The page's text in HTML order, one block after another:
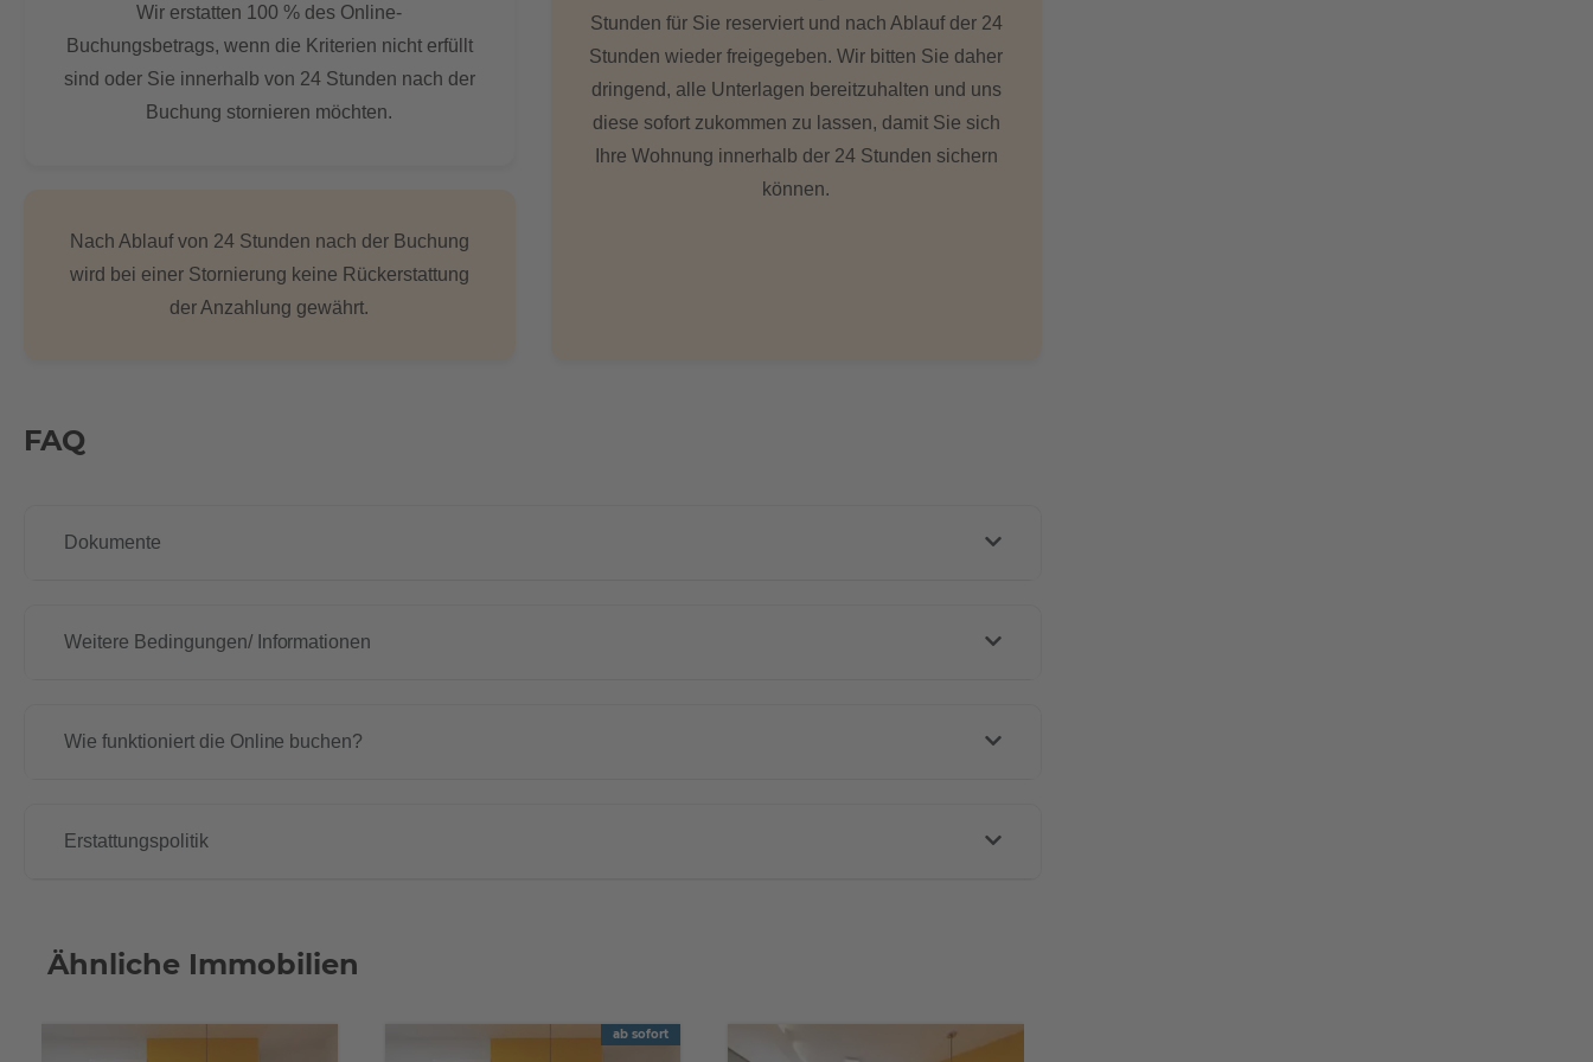
Wir erstatten 100 % des Online-
Buchungsbetrags, wenn die Kriterien nicht erfüllt
sind oder Sie innerhalb von 24 Stunden nach der
Buchung stornieren möchten.
Nach Ablauf von 24 Stunden nach der Buchung
wird bei einer Stornierung keine Rückerstattung
der Anzahlung gewährt.
Stunden für Sie reserviert und nach Ablauf der 24
Stunden wieder freigegeben. Wir bitten Sie daher
dringend, alle Unterlagen bereitzuhalten und uns
diese sofort zukommen zu lassen, damit Sie sich
Ihre Wohnung innerhalb der 24 Stunden sichern
können.
FAQ
Dokumente
Weitere Bedingungen/ Informationen
Wie funktioniert die Online buchen?
Erstattungspolitik
Ähnliche Immobilien
ab sofort